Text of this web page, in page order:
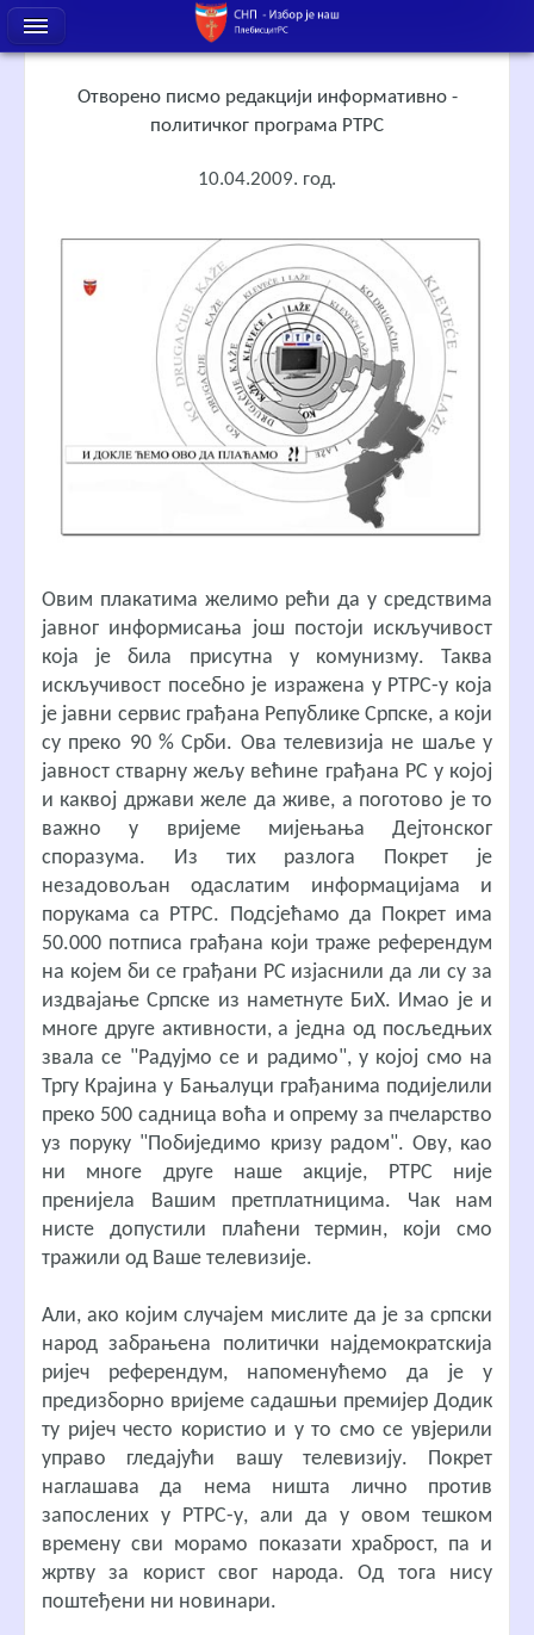
Отворено писмо редакцији информативно -
политичког програма РТРС
10.04.2009. год.
Овим плакатима желимо рећи да у средствима
јавног информисања још постоји искључивост
која је била присутна у комунизму. Таква
искључивост посебно је изражена у РТРС-у која
је јавни сервис грађана Републике Српске, а који
су преко 90 % Срби. Ова телевизија не шаље у
јавност стварну жељу већине грађана РС у којој
и каквој држави желе да живе, а поготово је то
важно у вријеме мијењања Дејтонског
споразума. Из тих разлога Покрет је
незадовољан одаслатим информацијама и
порукама са РТРС. Подсјећамо да Покрет има
50.000 потписа грађана који траже референдум
на којем би се грађани РС изјаснили да ли су за
издвајање Српске из наметнуте БиХ. Имао је и
многе друге активности, а једна од посљедњих
звала се "Радујмо се и радимо", у којој смо на
Тргу Крајина у Бањалуци грађанима подијелили
преко 500 садница воћа и опрему за пчеларство
уз поруку "Побиједимо кризу радом". Ову, као
ни многе друге наше акције, РТРС није
пренијела Вашим претплатницима. Чак нам
нисте допустили плаћени термин, који смо
тражили од Ваше телевизије.
Али, ако којим случајем мислите да је за српски
народ забрањена политички најдемократскија
ријеч референдум, напоменућемо да је у
предизборно вријеме садашњи премијер Додик
ту ријеч често користио и у то смо се увјерили
управо гледајући вашу телевизију. Покрет
наглашава да нема ништа лично против
запослених у РТРС-у, али да у овом тешком
времену сви морамо показати храброст, па и
жртву за корист свог народа. Од тога нису
поштеђени ни новинари.